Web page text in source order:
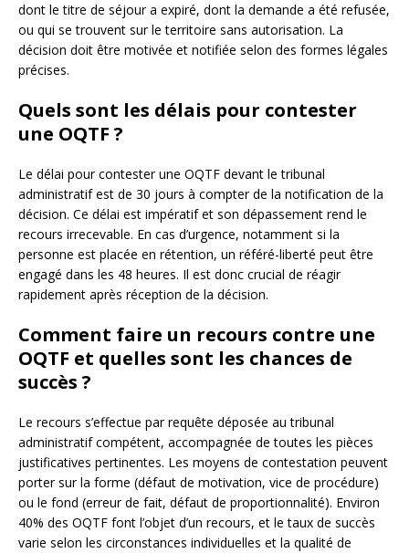
dont le titre de séjour a expiré, dont la demande a été refusée,
ou qui se trouvent sur le territoire sans autorisation. La
décision doit être motivée et notifiée selon des formes légales
précises.
Quels sont les délais pour contester
une OQTF ?
Le délai pour contester une OQTF devant le tribunal
administratif est de 30 jours à compter de la notification de la
décision. Ce délai est impératif et son dépassement rend le
recours irrecevable. En cas d’urgence, notamment si la
personne est placée en rétention, un référé-liberté peut être
engagé dans les 48 heures. Il est donc crucial de réagir
rapidement après réception de la décision.
Comment faire un recours contre une
OQTF et quelles sont les chances de
succès ?
Le recours s’effectue par requête déposée au tribunal
administratif compétent, accompagnée de toutes les pièces
justificatives pertinentes. Les moyens de contestation peuvent
porter sur la forme (défaut de motivation, vice de procédure)
ou le fond (erreur de fait, défaut de proportionnalité). Environ
40% des OQTF font l’objet d’un recours, et le taux de succès
varie selon les circonstances individuelles et la qualité de